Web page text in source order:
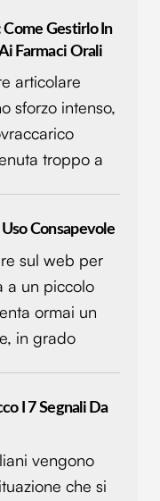
Gestirlo In
Farmaci Orali
articolare
sforzo intenso,
troppo a
Consapevole
sul web per
a un piccolo
ormai un
in grado
I 7 Segnali Da
vengono
che si